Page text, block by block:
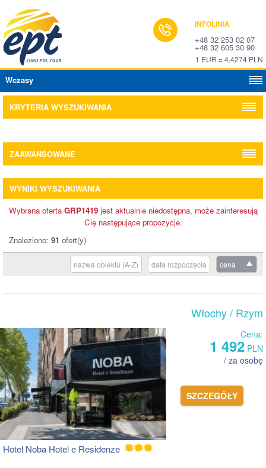
INFOLINIA
+48 32 253 02 07
+48 32 605 30 90
1 EUR = 4,4274 PLN
Wczasy
KRYTERIA WYSZUKIWANIA
ZAAWANSOWANE
WYNIKI WYSZUKIWANIA
Wybrana oferta GRP1419jest aktualnie niedostępna, może zainteresują
Cię następujące propozycje.
Znaleziono: 91 ofert(y)
cena
data rozpoczęcia
nazwa obiektu (A-Z)
Włochy/ Rzym
Cena:
1 492 PLN
/ za osobę
SZCZEGÓŁY
Hotel Noba Hotel e Residenze